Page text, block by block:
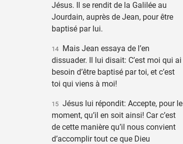
Jésus. Il se rendit de la Galilée au
Jourdain, auprès de Jean, pour être
baptisé par lui.
14 Mais Jean essaya de l’en
dissuader. Il lui disait: C’est moi qui ai
besoin d’être baptisé par toi, et c’est
toi qui viens à moi!
15 Jésus lui répondit: Accepte, pour le
moment, qu’il en soit ainsi! Car c’est
de cette manière qu’il nous convient
d’accomplir tout ce que Dieu